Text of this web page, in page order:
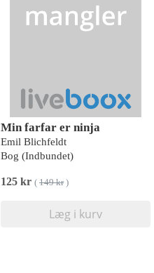
Min farfar er ninja
Emil Blichfeldt
Bog (Indbundet)
125 kr ( 149 kr)
Læg i kurv